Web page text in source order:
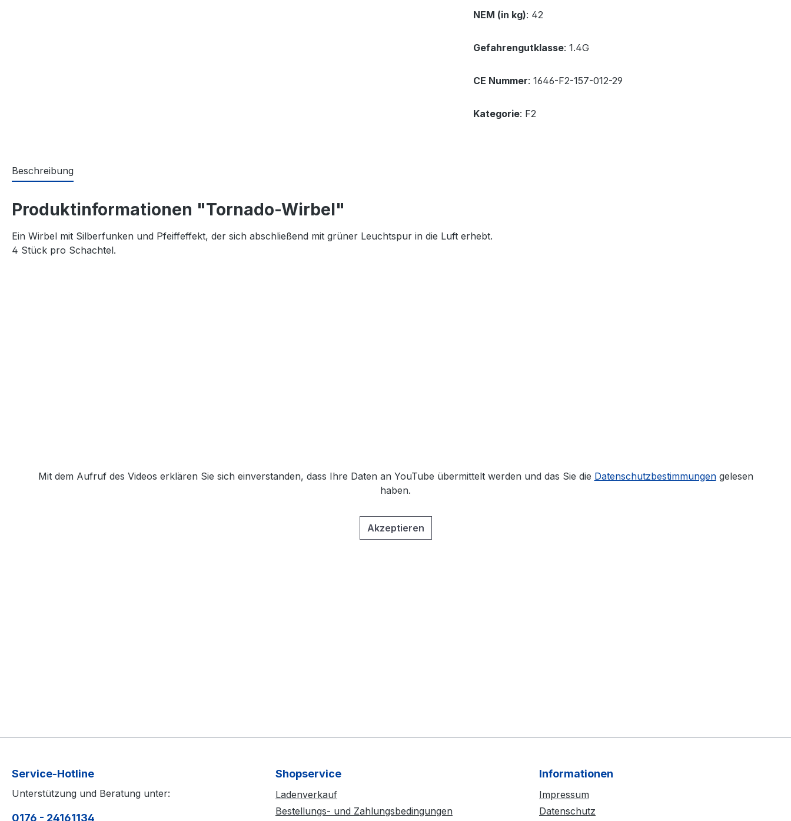
NEM (in kg): 42
Gefahrengutklasse: 1.4G
CE Nummer: 1646-F2-157-012-29
Kategorie: F2
Beschreibung
Produktinformationen "Tornado-Wirbel"
Ein Wirbel mit Silberfunken und Pfeiffeffekt, der sich abschließend mit grüner Leuchtspur in die Luft erhebt.
4 Stück pro Schachtel.
Mit dem Aufruf des Videos erklären Sie sich einverstanden, dass Ihre Daten an YouTube übermittelt werden und das Sie die Datenschutzbestimmungengelesen
haben.
Akzeptieren
Service-Hotline
Unterstützung und Beratung unter:
0176 - 24161134
Shopservice
Ladenverkauf
Bestellungs- und Zahlungsbedingungen
Informationen
Impressum
Datenschutz